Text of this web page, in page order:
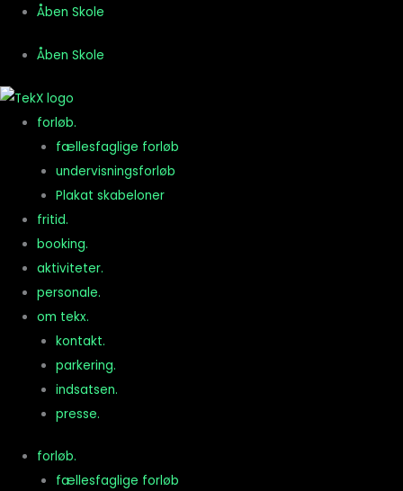
indholdet
Åben Skole
Åben Skole
forløb.
fællesfaglige forløb
undervisningsforløb
Plakat skabeloner
fritid.
booking.
aktiviteter.
personale.
om tekx.
kontakt.
parkering.
indsatsen.
presse.
forløb.
fællesfaglige forløb